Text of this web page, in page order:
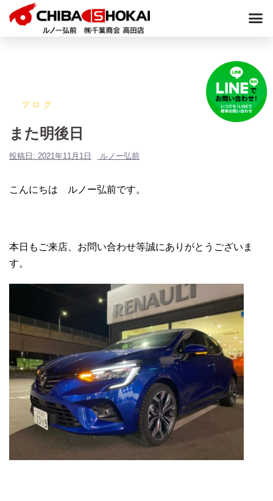
ブログ
また明後日
投稿日: 2021年11月1日 ルノー弘前
こんにちは ルノー弘前です。
本日もご来店、お問い合わせ等誠にありがとうございま
す。